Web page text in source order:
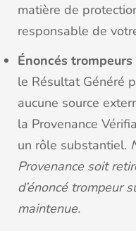
matière de
responsable de
Énoncés trompeurs
le Résultat Généré
aucune source
la Provenance
un rôle substantiel.
Provenance soit
d’énoncé trompeur
maintenue.